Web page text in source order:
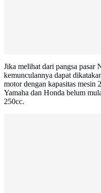
Jika melihat dari pangsa pasar
kemunculannya dapat
motor dengan kapasitas mesin
Yamaha dan Honda belum
250cc.